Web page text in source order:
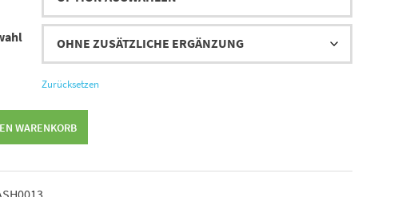
Zurücksetzen
WARENKORB